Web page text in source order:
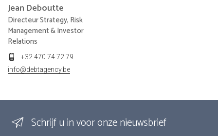
Jean Deboutte
Directeur Strategy, Risk
Management & Investor
Relations
+32 470 74 72 79
info@debtagency.be
Schrijf u in voor onze nieuwsbrief